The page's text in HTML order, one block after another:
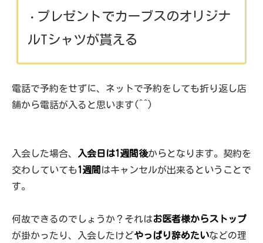
・ プレゼントでカーブスのオリジナ
ルTシャツが貰える
電話で予約をせずに、ネットで予約をしても折り返し店
舗から電話が入ると思います(^^)
入会した場合、 入会日は1週間後からとなります。契約を
交わしていても1週間 はキャンセルが出来るということで
す。
何故できるのでしょうか？それはお医者様からストップ
が掛かったり、入会したけどやっぱり辞めたいなどの理